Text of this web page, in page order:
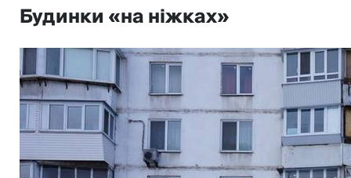
Будинки «на ніжках»